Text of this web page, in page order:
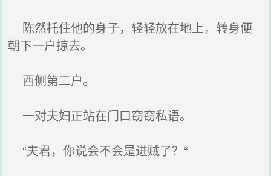
陈然托住他的身子，轻轻放在地上，转身便
朝下一户掠去。
西侧第二户。
一对夫妇正站在门口窃窃私语。
“夫君，你说会不会是进贼了？“